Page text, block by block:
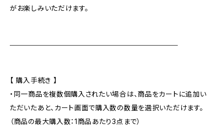
がお楽しみいただけます。
【 購入手続き 】
・同一商品を複数個購入されたい場合は、商品をカートに追加い
ただいたあと、カート画面で購入数の数量を選択いただけます。
（商品の最大購入数：1商品あたり3点まで）